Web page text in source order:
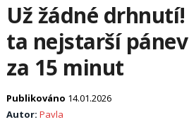
Už žádné
ta nejstarší
za 15 minut
Publikováno 14.01.2026
Autor: Pavla